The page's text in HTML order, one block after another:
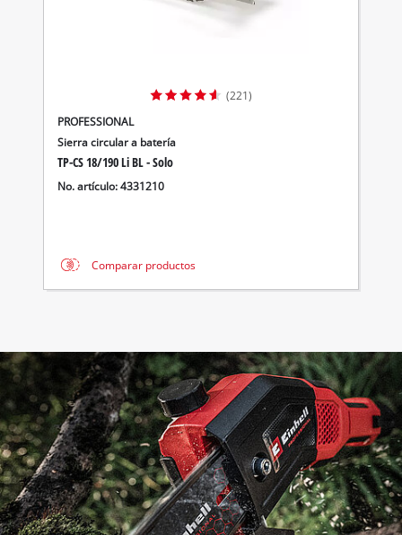
(221)
PROFESSIONAL
Sierra circular a batería
TP-CS 18/190 Li BL - Solo
No. artículo: 4331210
Comparar productos